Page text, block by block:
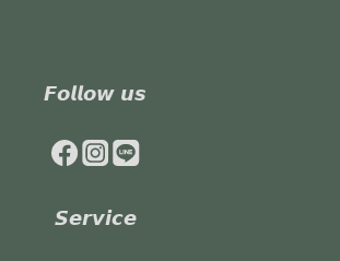
𝙁𝙤𝙡𝙡𝙤𝙬 𝙪𝙨
𝙎𝙚𝙧𝙫𝙞𝙘𝙚